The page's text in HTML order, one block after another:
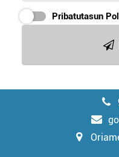
Pribatutasun